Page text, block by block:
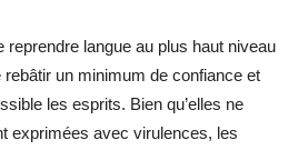
reprendre langue au plus haut niveau
un minimum de confiance et
les esprits. Bien qu’elles ne
exprimées avec virulences, les